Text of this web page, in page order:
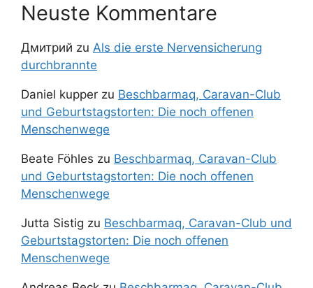
Neuste Kommentare
Дмитрий zu Als die erste Nervensicherung
durchbrannte
Daniel kupper zu Beschbarmaq, Caravan-Club
und Geburtstagstorten: Die noch offenen
Menschenwege
Beate Föhles zu Beschbarmaq, Caravan-Club
und Geburtstagstorten: Die noch offenen
Menschenwege
Jutta Sistig zu Beschbarmaq, Caravan-Club und
Geburtstagstorten: Die noch offenen
Menschenwege